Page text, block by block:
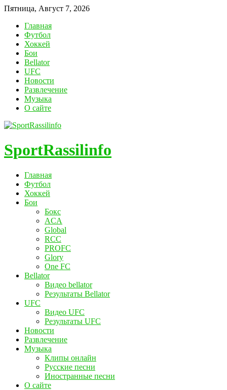
Пятница, Август 7, 2026
Главная
Футбол
Хоккей
Бои
Bellator
UFC
Новости
Развлечение
Музыка
О сайте
SportRassilinfo
Главная
Футбол
Хоккей
Бои
Бокс
ACA
Global
RCC
PROFC
Glory
One FC
Bellator
Видео bellator
Результаты Bellator
UFC
Видео UFC
Результаты UFC
Новости
Развлечение
Музыка
Клипы онлайн
Русские песни
Иностранные песни
О сайте